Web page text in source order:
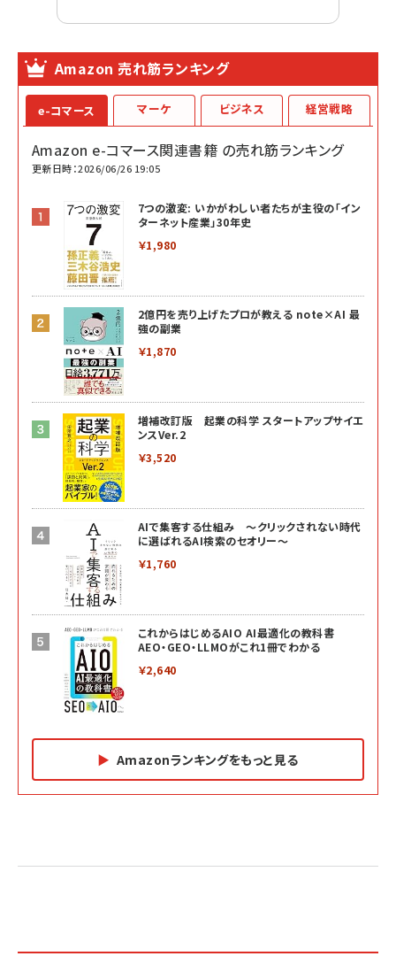
Amazon 売れ筋ランキング
e-コマース
Amazon e-コマース関連書籍 の売れ筋ランキング
更新日時：2026/06/26 19:05
7つの激変: いかがわしい者たちが主役の「イン
ターネット産業」30年史
￥1,980
2億円を売り上げたプロが教える note×AI 最
強の副業
￥1,870
増補改訂版 起業の科学 スタートアップサイエ
ンスVer.2
￥3,520
AIで集客する仕組み ～クリックされない時代
に選ばれるAI検索のセオリー～
￥1,760
これからはじめるAIO AI最適化の教科書
AEO・GEO・LLMOがこれ1冊でわかる
￥2,640
Amazonランキングをもっと見る
マーケ
2億円を売り上げたプロが教える note×AI 最強の
小さな会社は戦略が9割
ビジネス
anan(アンアン)2026/07/01号 No.2501[魅せる
anan(アンアン)2026/06/24号 No.2500増刊
経営戦略
ベインキャピタル 企業価値向上力の秘密
ルな本質」